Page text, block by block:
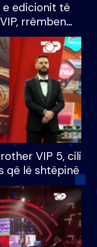
e edicionit të
rrëmben
mijë eurosh
VIP 5, cili
që lë shtëpinë